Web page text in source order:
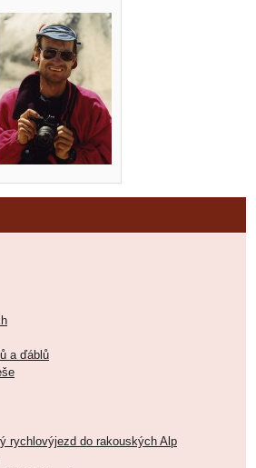
a ďáblů
rychlovýjezd do rakouských Alp